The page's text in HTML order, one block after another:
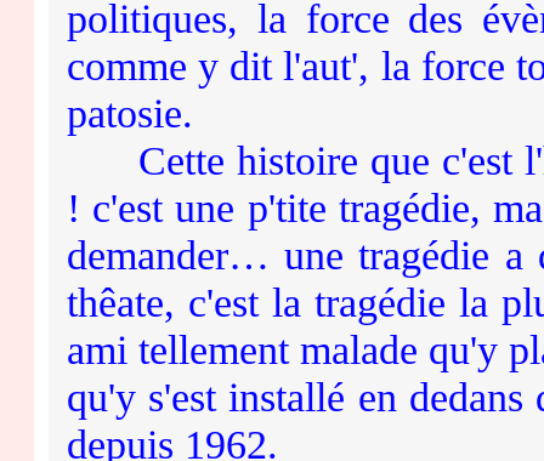
politiques, la force des
comme y dit l'aut', la force
patosie.
Cette histoire que c'est
! c'est une p'tite tragédie,
demander… une tragédie
thêate, c'est la tragédie la
ami tellement malade qu'y
qu'y s'est installé en
depuis 1962.